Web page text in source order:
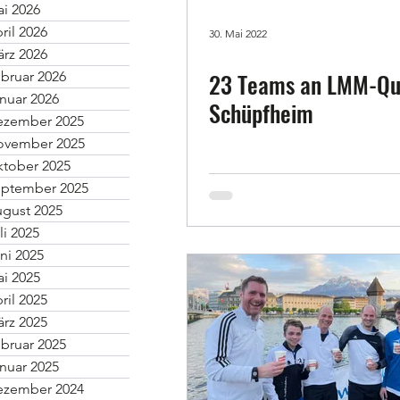
2026
2026
2026
2026
2026
2025
2025
2025
2025
2025
2025
2025
2025
2025
2025
2025
2025
2024
30. Mai 2022
23 Teams an LMM-
Schüpfheim